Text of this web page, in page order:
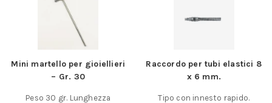
Mini martello per gioiellieri
– Gr. 30
Peso 30 gr. Lunghezza
Raccordo per tubi elastici 8
x 6 mm.
Tipo con innesto rapido.